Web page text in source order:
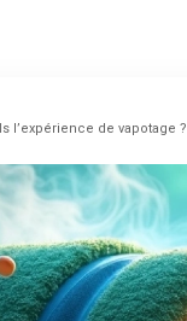
l’expérience de vapotage ?